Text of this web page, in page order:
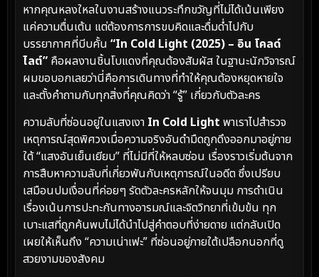
หากคุณหลงใหลในงานสร้างแนวระทึกขวัญที่ไม่ได้เน้นเพียง
แค่ความตื่นเต้น แต่ต้องการการขบคิดและดื่มด่ำไปกับ
บรรยากาศที่บีบคั้น “In Cold Light (2025) – อิน โคลด์
ไลต์” คือผลงานชิ้นโบแดงที่คุณต้องสัมผัส ในฐานะนักวิจารณ์
ผมขอบอกเลยว่านี่คือการเดินทางที่ทำให้คุณต้องหยุดหายใจ
และตั้งคำถามกับทุกสิ่งที่คุณคิดว่า “รู้” เกี่ยวกับตัวละคร
ความลับที่ซ่อนอยู่ในแสงเงา In Cold Light พาเราไปสำรวจ
เหตุการณ์สุดพิศวงเมื่อความจริงอันดำมืดถูกดึงออกมาอยู่ภาย
ใต้ “แสงอันเย็นเยียบ” ที่ไม่มีที่ให้หลบซ่อน เรื่องราวเริ่มต้นจาก
การสืบหาความลับที่เกี่ยวพันกับเหตุการณ์ในอดีต ซึ่งเปรียบ
เสมือนปมเงื่อนที่ค่อยๆ รัดตัวละครหลักให้จนมุม การดำเนิน
เรื่องเน้นการปะทะกันทางอารมณ์และจิตวิทยาที่เข้มข้น ทุก
เบาะแสที่ถูกค้นพบไม่ได้นำไปสู่คำตอบที่ง่ายดาย แต่กลับเปิด
เผยให้เห็นถึง “ความเน่าเฟะ” ที่ซ่อนอยู่ภายใต้เปลือกนอกที่ดู
สวยงามของสังคม